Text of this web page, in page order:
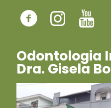
Odontologia
Dra. Gisela